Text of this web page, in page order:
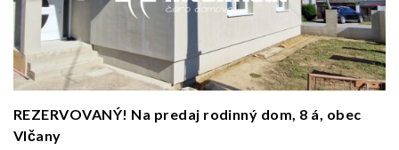
REZERVOVANÝ! Na predaj rodinný dom, 8 á, obec
Vlčany